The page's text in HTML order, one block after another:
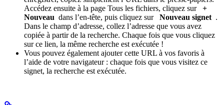
Accédez ensuite à la page Tous les fichiers, cliquez sur +
Nouveau dans l’en-tête, puis cliquez sur Nouveau signet.
Dans le champ d’adresse, collez l’adresse que vous avez
copiée à partir de la recherche. Chaque fois que vous cliquez
sur ce lien, la même recherche est exécutée !
Vous pouvez également ajouter cette URL à vos favoris à
l’aide de votre navigateur : chaque fois que vous visitez ce
signet, la recherche est exécutée.